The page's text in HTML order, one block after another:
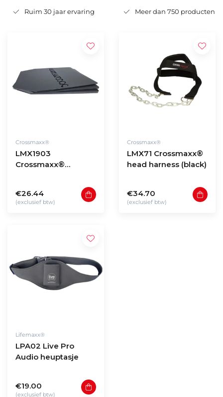
Ruim 30 jaar ervaring Meer dan 750 producten
Crossmaxx®
LMX1903
Crossmaxx®
sets (3.75 - 8,75LB)
€26.44
(exclusief btw)
Crossmaxx®
LMX71 Crossmaxx®
head harness (black)
€34.70
(exclusief btw)
Lifemaxx®
LPA02 Live Pro
Audio heuptasje
€19.00
(exclusief btw)